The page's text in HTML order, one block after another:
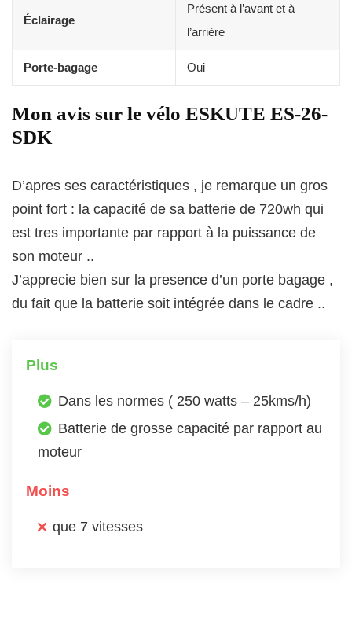
Éclairage
Présent à l’avant et à
l’arrière
Porte-bagage Oui
Mon avis sur le vélo ESKUTE ES-26-
SDK
D’apres ses caractéristiques , je remarque un gros
point fort : la capacité de sa batterie de 720wh qui
est tres importante par rapport à la puissance de
son moteur ..
J’apprecie bien sur la presence d’un porte bagage ,
du fait que la batterie soit intégrée dans le cadre ..
Plus
Dans les normes ( 250 watts – 25kms/h)
Batterie de grosse capacité par rapport au
moteur
Moins
que 7 vitesses